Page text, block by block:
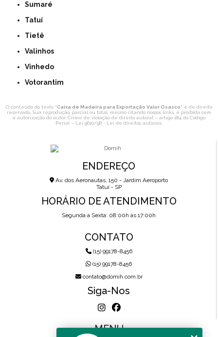
Sumaré
Tatuí
Tietê
Valinhos
Vinhedo
Votorantim
O conteúdo do texto "Caixa de Madeira para Exportação Valor Osasco" é de direito
reservado. Sua reprodução, parcial ou total, mesmo citando nossos links, é proibida sem
a autorização do autor. Crime de violação de direito autoral – artigo 184 do Código
Penal – Lei 9610/98 - Lei de direitos autorais
ENDEREÇO
Av. dos Aeronautas, 150 - Jardim Aeroporto
Tatuí - SP
HORÁRIO DE ATENDIMENTO
Segunda a Sexta: 08:00h às 17:00h
CONTATO
(15) 99178-8456
(15) 99178-8456
contato@domih.com.br
Siga-Nos
MENU